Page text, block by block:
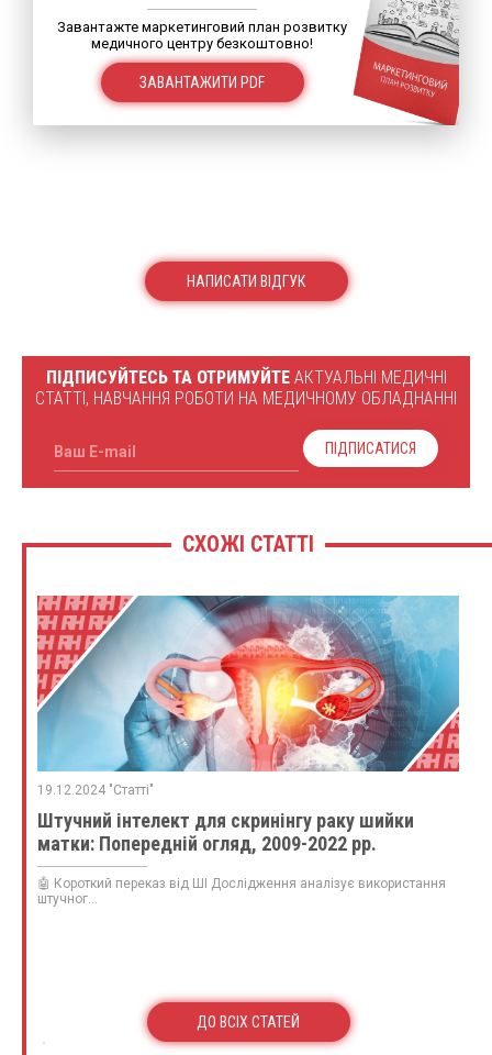
Завантажте маркетинговий план розвитку
медичного центру безкоштовно!
ЗАВАНТАЖИТИ PDF
НАПИСАТИ ВІДГУК
ПІДПИСУЙТЕСЬ ТА ОТРИМУЙТЕАКТУАЛЬНІ МЕДИЧНІ
СТАТТІ, НАВЧАННЯ РОБОТИ НА МЕДИЧНОМУ ОБЛАДНАННІ
Ваш E-mail ПІДПИСАТИСЯ
СХОЖІ СТАТТІ
19.12.2024 "Статті"
Штучний інтелект для скринінгу раку шийки
матки: Попередній огляд, 2009-2022 рр.
🤖 Короткий переказ від ШІ Дослідження аналізує використання
штучног...
ДО ВСІХ СТАТЕЙ